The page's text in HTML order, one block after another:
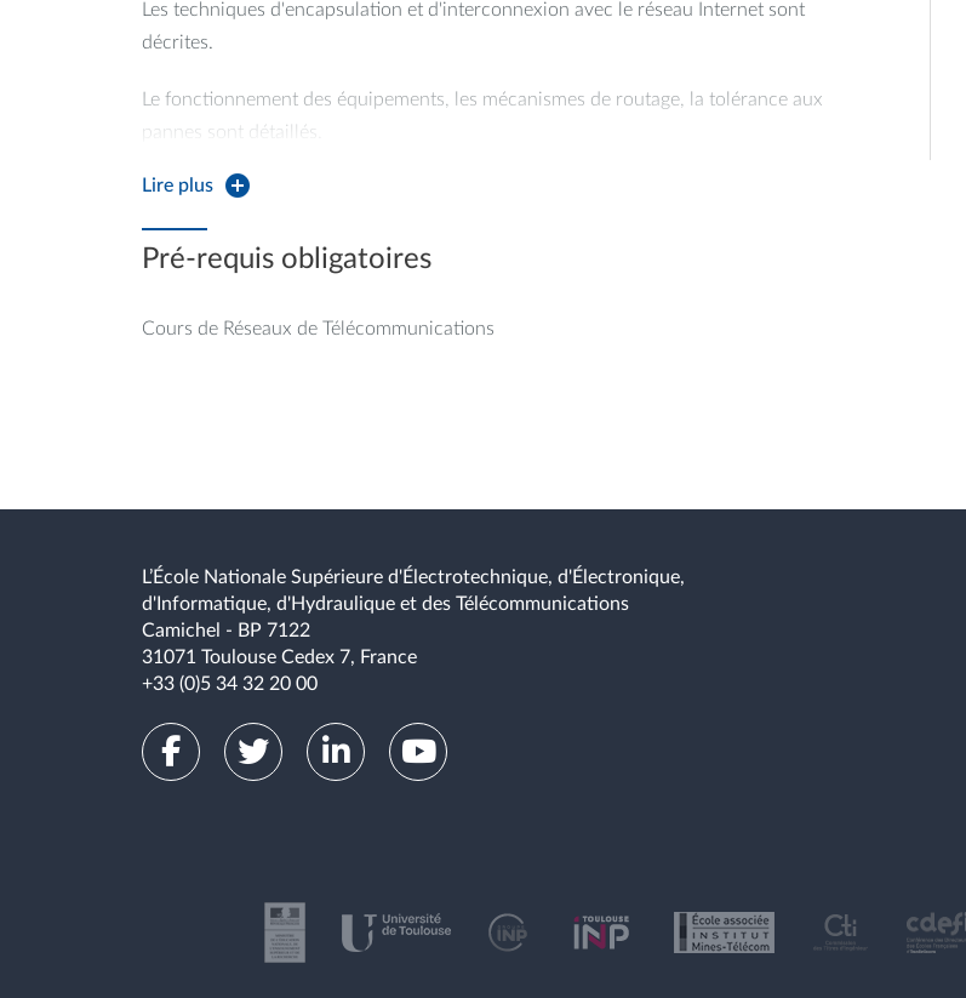
Les techniques d'encapsulation et d'interconnexion avec le réseau Internet sont
décrites.
Le fonctionnement des équipements, les mécanismes de routage, la tolérance aux
pannes sont détaillés.
Les architectures WDM et OTN sont décrites. L'utilisation d'un plan de contrôle
Lire plus
Pré-requis obligatoires
Cours de Réseaux de Télécommunications
L’École Nationale Supérieure d'Électrotechnique, d'Électronique,
d'Informatique, d'Hydraulique et des Télécommunications
Camichel - BP 7122
31071 Toulouse Cedex 7, France
+33 (0)5 34 32 20 00